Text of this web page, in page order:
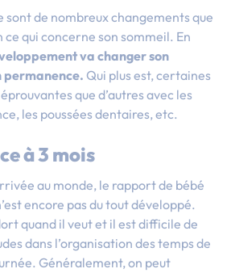
sont de nombreux changements que
qui concerne son sommeil. En
va changer son
permanence. Qui plus est, certaines
que d’autres avec les
les poussées dentaires, etc.
à 3 mois
au monde, le rapport de bébé
encore pas du tout développé.
quand il veut et il est difficile de
dans l’organisation des temps de
Généralement, on peut